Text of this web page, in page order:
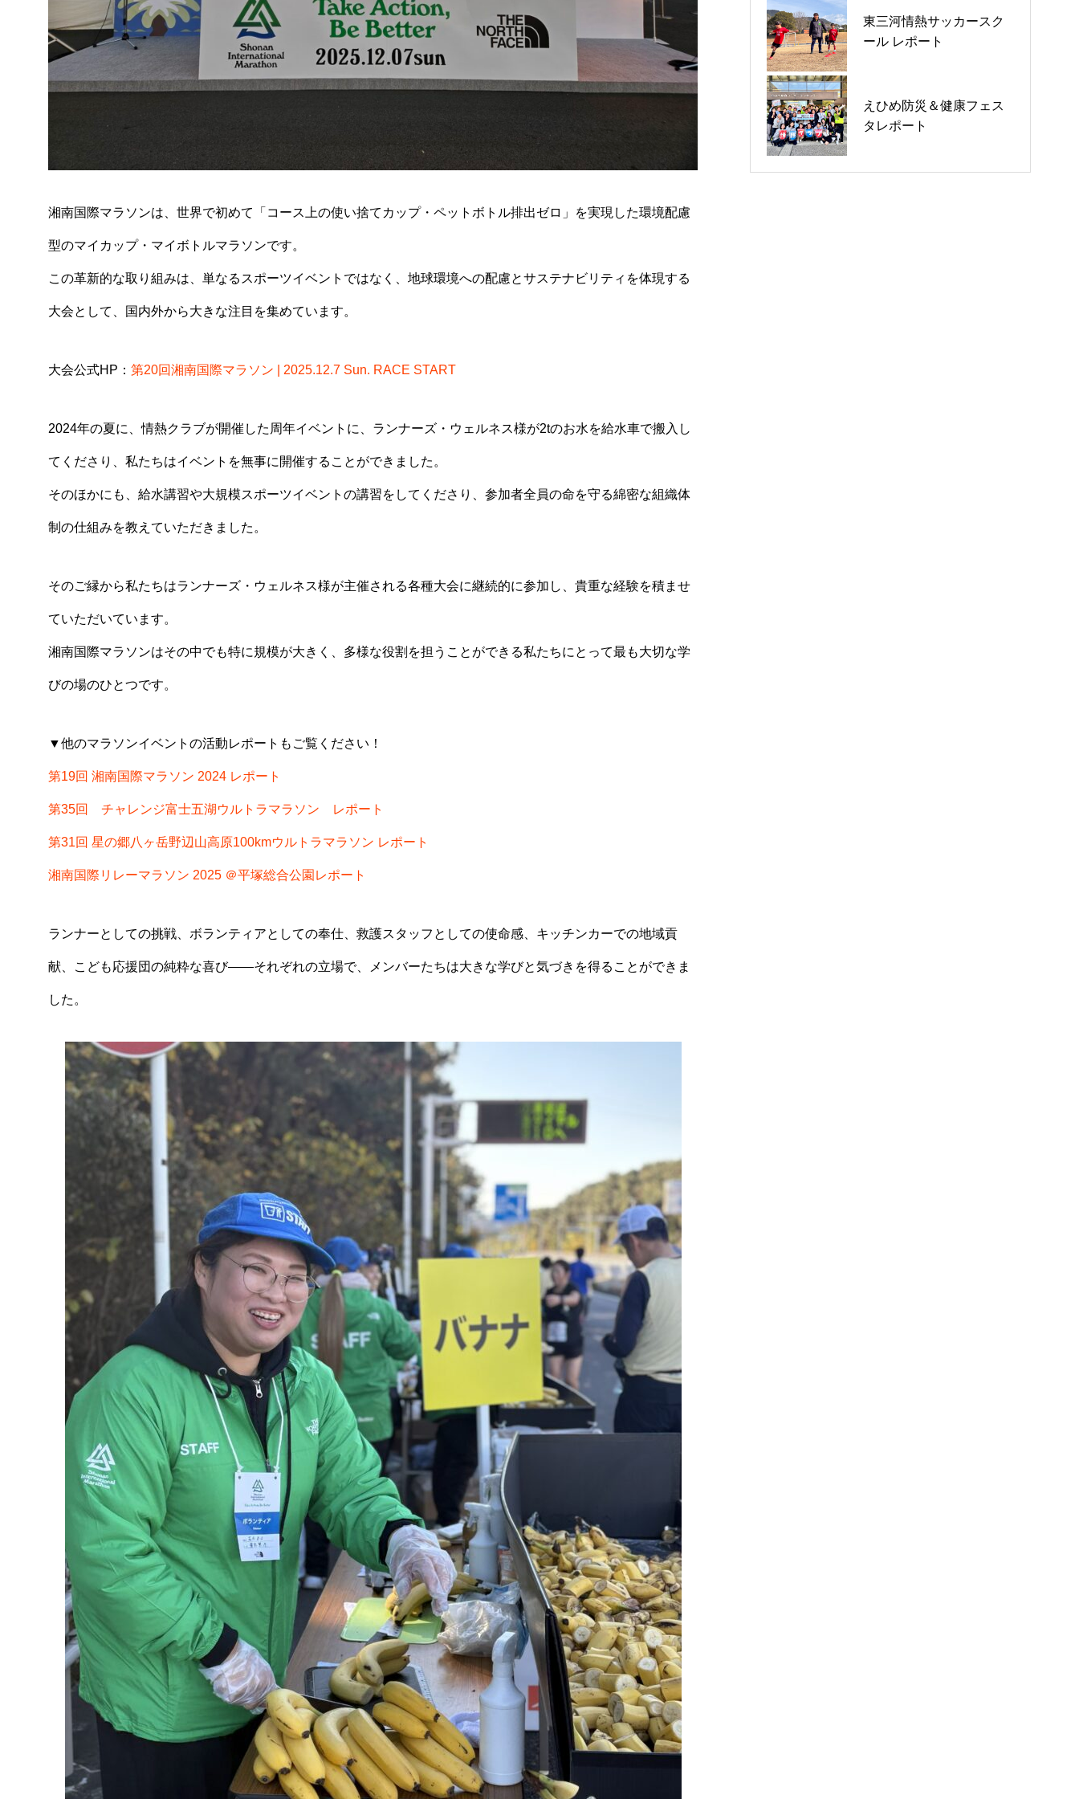
湘南国際マラソンは、世界で初めて「コース上の使い捨てカップ・ペットボトル排出ゼロ」を実現した環境配慮
型のマイカップ・マイボトルマラソンです。
この革新的な取り組みは、単なるスポーツイベントではなく、地球環境への配慮とサステナビリティを体現する
大会として、国内外から大きな注目を集めています。
大会公式HP： 第20回湘南国際マラソン | 2025.12.7 Sun. RACE START
2024年の夏に、情熱クラブが開催した周年イベントに、ランナーズ・ウェルネス様が2tのお水を給水車で搬入し
てくださり、私たちはイベントを無事に開催することができました。
そのほかにも、給水講習や大規模スポーツイベントの講習をしてくださり、参加者全員の命を守る綿密な組織体
制の仕組みを教えていただきました。
そのご縁から私たちはランナーズ・ウェルネス様が主催される各種大会に継続的に参加し、貴重な経験を積ませ
ていただいています。
湘南国際マラソンはその中でも特に規模が大きく、多様な役割を担うことができる私たちにとって最も大切な学
びの場のひとつです。
▼他のマラソンイベントの活動レポートもご覧ください！
第19回 湘南国際マラソン 2024 レポート
第35回 チャレンジ富士五湖ウルトラマラソン レポート
第31回 星の郷八ヶ岳野辺山高原100kmウルトラマラソン レポート
湘南国際リレーマラソン 2025 ＠平塚総合公園レポート
ランナーとしての挑戦、ボランティアとしての奉仕、救護スタッフとしての使命感、キッチンカーでの地域貢
献、こども応援団の純粋な喜び——それぞれの立場で、メンバーたちは大きな学びと気づきを得ることができま
した。
東三河情熱サッカースク
ール レポート
えひめ防災＆健康フェス
タレポート
熊本地震 支援活動のご報
告
第19回 湘南国際マラソン
2024 レポート
対テロ講習レポート
第20回湘南国際マラソン
2025レポート